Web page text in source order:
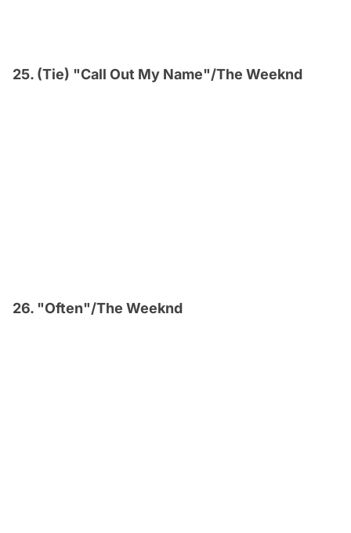
25. (Tie) "Call Out My Name"/The Weeknd
26. "Often"/The Weeknd